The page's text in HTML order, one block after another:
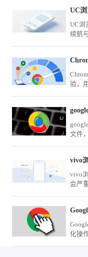
UC
UC浏
续航
验，
文件
vivo
会严
化操